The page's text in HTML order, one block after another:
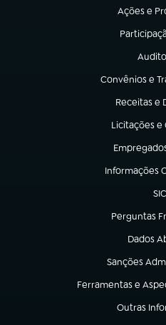
Ações e
(abre em
(abre em
(abre
Convênios e
(abre em nova
Receitas e
(abre em
Licitações
(abre em
(abre em
Informações
(abre em
SIC
Perguntas
(abre em
Dados
(abre em
Sanções
(abre em
Ferramentas e
(abre em nova aba)
Outras
(abre em